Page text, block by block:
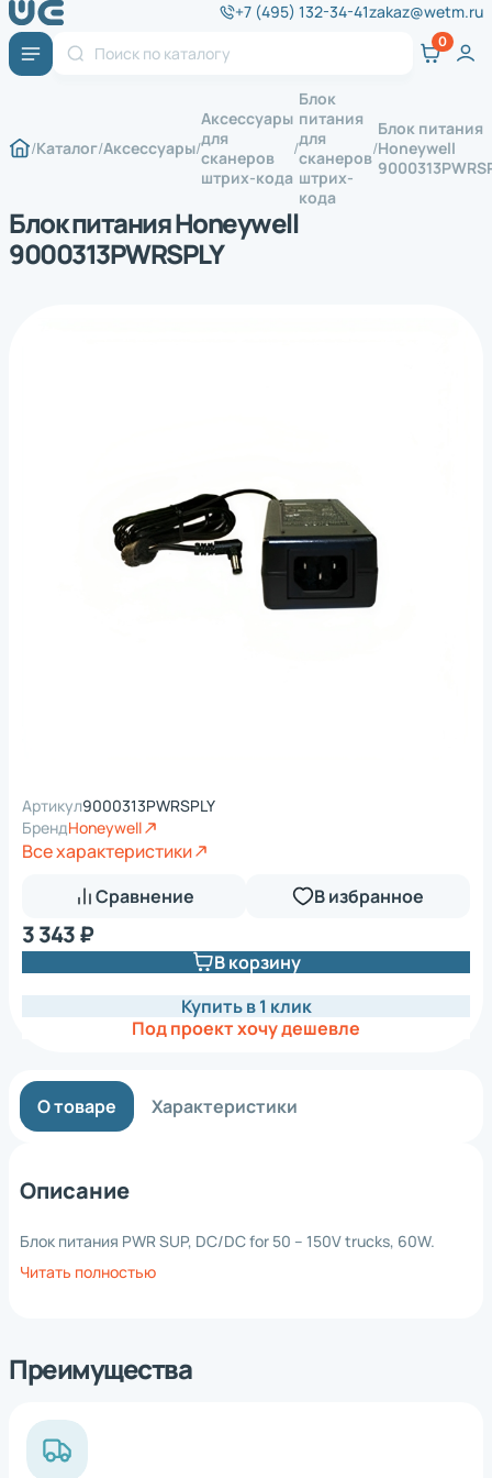
+7 (495) 132-34-41zakaz@wetm.ru
Каталог Аксессуары
Аксессуары
для
сканеров
штрих-кода
Блок
питания
для
сканеров
штрих-
кода
Блок питания
Honeywell
Блок питания Honeywell
9000313PWRSPLY
Артикул9000313PWRSPLY
БрендHoneywell
Все характеристики
Сравнение
В избранное
3 343 ₽
В корзину
Купить в 1 клик
Под проект хочу дешевле
О товаре Характеристики
Описание
Блок питания PWR SUP, DC/DC for 50 – 150V trucks, 60W.
Читать полностью
Преимущества